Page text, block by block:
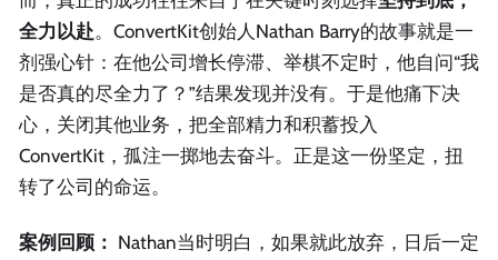
全力以赴。ConvertKit创始人Nathan Barry的故事就是一
剂强心针：在他公司增长停滞、举棋不定时，他自问“我
是否真的尽全力了？”结果发现并没有。于是他痛下决
心，关闭其他业务，把全部精力和积蓄投入
ConvertKit，孤注一掷地去奋斗。正是这一份坚定，扭
转了公司的命运。
案例回顾： Nathan当时明白，如果就此放弃，日后一定